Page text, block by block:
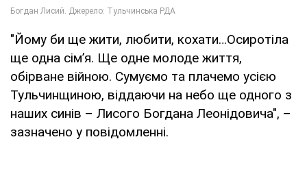
"Йому би ще жити, любити, кохати…Осиротіла
ще одна сім’я. Ще одне молоде життя,
обірване війною. Сумуємо та плачемо усією
Тульчинщиною, віддаючи на небо ще одного з
наших синів – Лисого Богдана Леонідовича", –
зазначено у повідомленні.